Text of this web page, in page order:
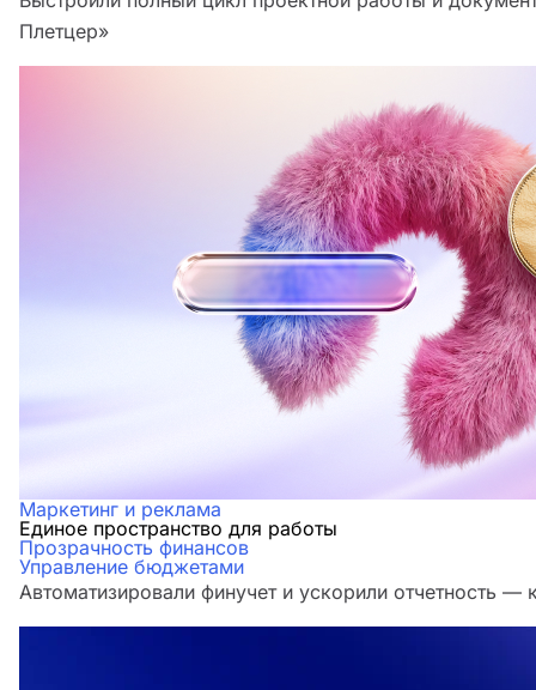
Плетцер»
Маркетинг и реклама
Единое пространство для работы
Прозрачность финансов
Управление бюджетами
Автоматизировали финучет и ускорили отчетность —